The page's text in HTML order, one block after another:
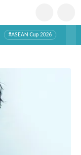
#ASEAN Cup 2026